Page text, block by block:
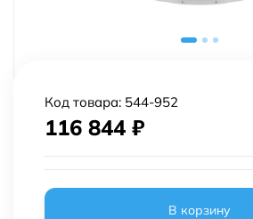
Код товара: 544-952
116 844 ₽
В корзину